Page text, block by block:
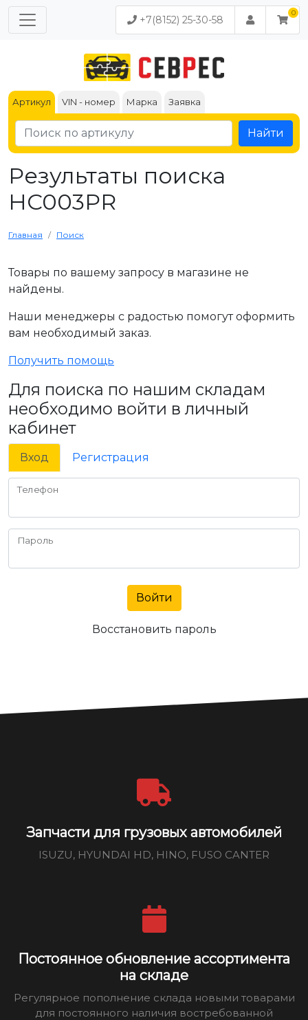
+7(8152) 25-30-58
Артикул VIN - номер Марка Заявка
Найти
Результаты поиска
HC003PR
Главная Поиск
Товары по вашему запросу в магазине не
найдены.
Наши менеджеры с радостью помогут оформить
вам необходимый заказ.
Получить помощь
Для поиска по нашим складам
необходимо войти в личный
кабинет
Вход Регистрация
Телефон
Пароль
Войти
Восстановить пароль
Запчасти для грузовых автомобилей
ISUZU, HYUNDAI HD, HINO, FUSO CANTER
Постоянное обновление ассортимента
на складе
Регулярное пополнение склада новыми товарами
для постоянного наличия востребованной